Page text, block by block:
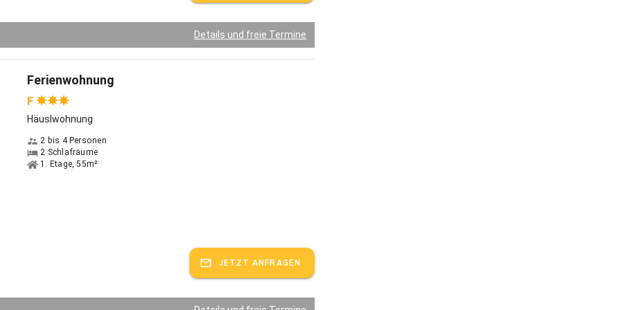
kommt auf den Hof, die Hühner legen die Frühstückseier.
5 Pers., Wohnraum mit Küche, 2 Schlafzimmer, Dusche/WC, Balkon ab
spricht:Deutsch
Details und freie Termine
Ferienwohnung
F
Häuslwohnung
2 bis 4 Personen
2 Schlafräume
1. Etage, 55m²
JETZT ANFRAGEN